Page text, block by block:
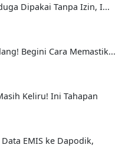
Dipakai Tanpa Izin, I...
Begini Cara Memastik...
Keliru! Ini Tahapan
EMIS ke Dapodik,